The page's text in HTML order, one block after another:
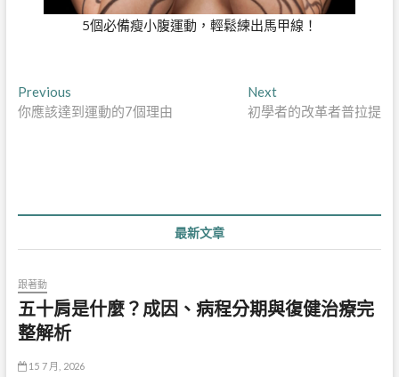
5個必備瘦小腹運動，輕鬆練出馬甲線！
文
章
PreviousPrevious
post:
你應該達到運動的7個理由
NextNext
post:
初學者的改革者普拉提
最新文章
跟著動
五十肩是什麼？成因、病程分期與復健治療完
整解析
15 7 月, 2026